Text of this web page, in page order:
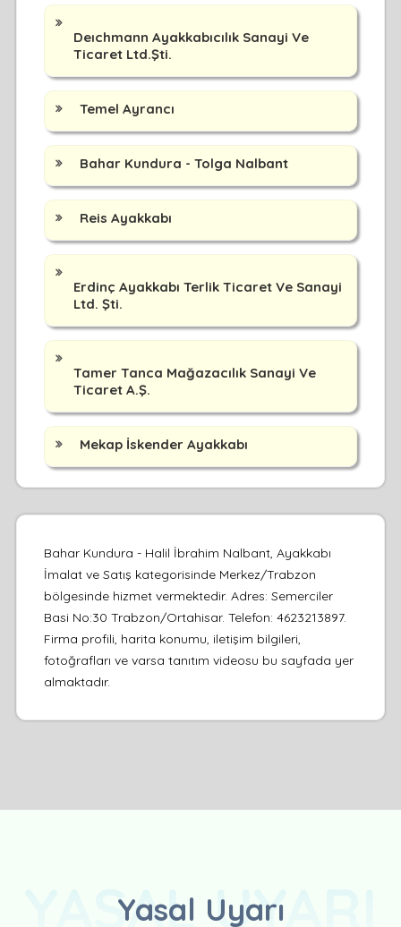
Deıchmann Ayakkabıcılık Sanayi Ve
Ticaret Ltd.Şti.
Temel Ayrancı
Bahar Kundura - Tolga Nalbant
Reis Ayakkabı
Erdinç Ayakkabı Terlik Ticaret Ve Sanayi
Ltd. Şti.
Tamer Tanca Mağazacılık Sanayi Ve
Ticaret A.Ş.
Mekap İskender Ayakkabı
Bahar Kundura - Halil İbrahim Nalbant, Ayakkabı
İmalat ve Satış kategorisinde Merkez/Trabzon
bölgesinde hizmet vermektedir. Adres: Semerciler
Basi No:30 Trabzon/Ortahisar. Telefon: 4623213897.
Firma profili, harita konumu, iletişim bilgileri,
fotoğrafları ve varsa tanıtım videosu bu sayfada yer
almaktadır.
Yasal Uyarı
YASAL UYARI